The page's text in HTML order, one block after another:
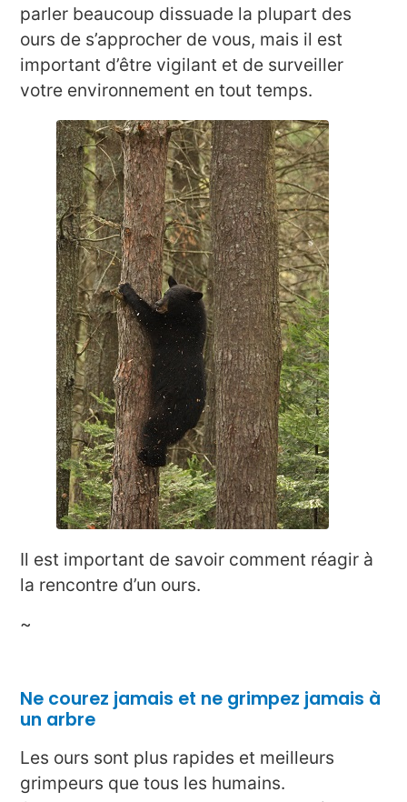
parler beaucoup dissuade la plupart des
ours de s’approcher de vous, mais il est
important d’être vigilant et de surveiller
votre environnement en tout temps.
Il est important de savoir comment réagir à
la rencontre d’un ours.
~
Ne courez jamais et ne grimpez jamais à
un arbre
Les ours sont plus rapides et meilleurs
grimpeurs que tous les humains.